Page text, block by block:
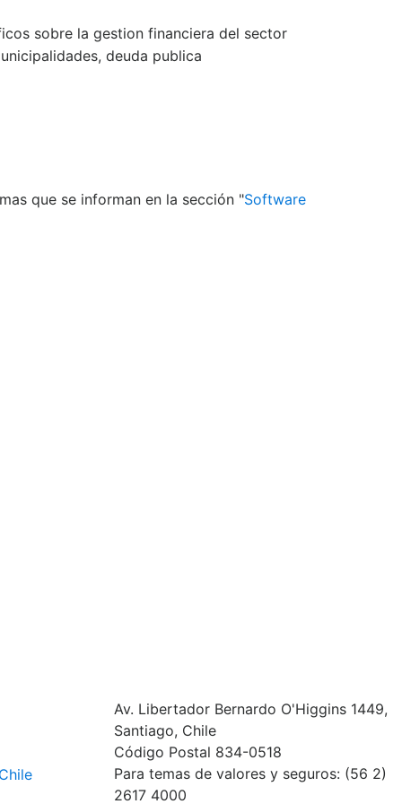
sobre la gestion financiera del sector
deuda publica
que se informan en la sección "Software
Av. Libertador Bernardo O'Higgins 1449,
Santiago, Chile
Código Postal 834-0518
Para temas de valores y seguros: (56 2)
2617 4000